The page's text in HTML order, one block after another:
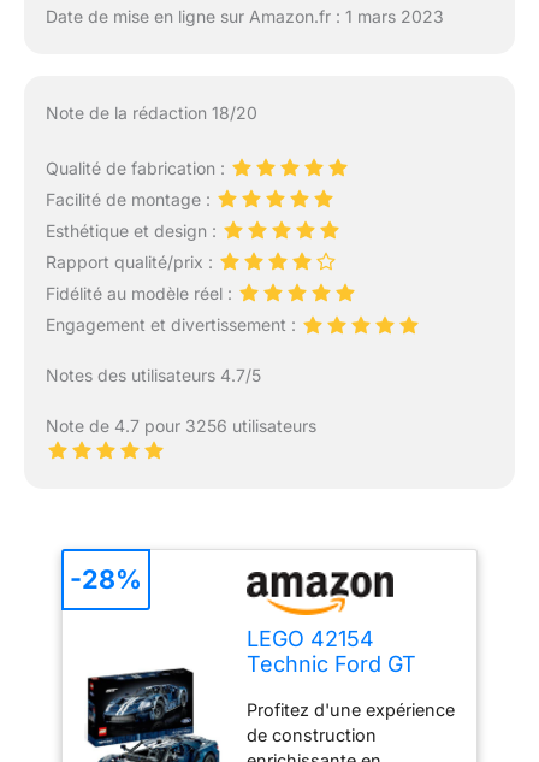
Date de mise en ligne sur Amazon.fr : 1 mars 2023
Note de la rédaction 18/20
Qualité de fabrication :
Facilité de montage :
Esthétique et design :
Rapport qualité/prix :
Fidélité au modèle réel :
Engagement et divertissement :
Notes des utilisateurs 4.7/5
Note de 4.7 pour 3256 utilisateurs
LEGO 42154
Technic Ford GT
Voiture pour
Adultes à
Profitez d'une expérience
de construction
-28%